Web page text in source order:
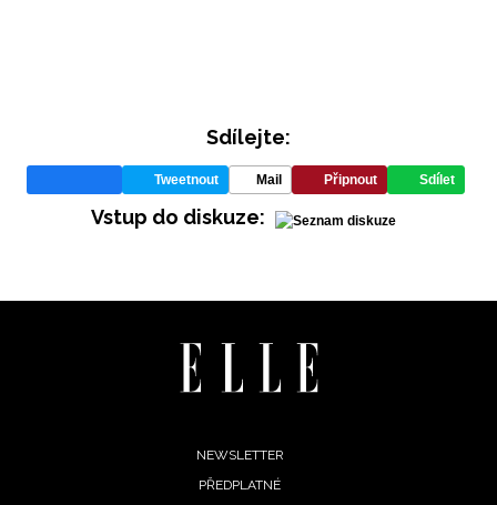
INFORMACE
Sdílejte:
Tweetnout Mail Připnout Sdílet
Vstup do diskuze:
NEWSLETTER
PŘEDPLATNÉ